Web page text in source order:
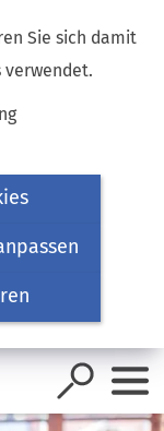
Sie sich damit
verwendet.